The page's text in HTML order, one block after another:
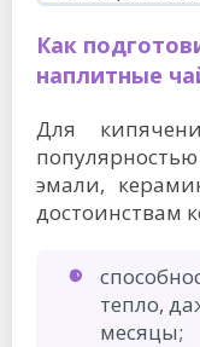
Как
наплитные
Для
эмали,
достоинствам
тепло,
месяцы;